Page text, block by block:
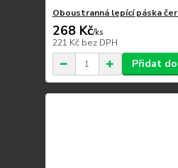
Oboustranná lepící páska
268 Kč/ks
221 Kč bez DPH
Přidat